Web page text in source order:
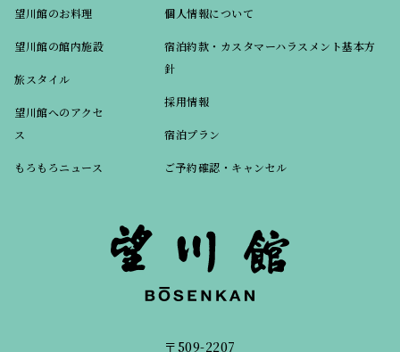
望川館のお料理
望川館の館内施設
旅スタイル
望川館へのアクセ
ス
もろもろニュース
個人情報について
宿泊約款・カスタマーハラスメント基本方
針
採用情報
宿泊プラン
ご予約確認・キャンセル
〒509-2207